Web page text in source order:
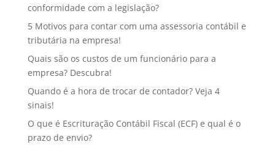
conformidade com a legislação?
5 Motivos para contar com uma assessoria contábil e
tributária na empresa!
Quais são os custos de um funcionário para a
empresa? Descubra!
Quando é a hora de trocar de contador? Veja 4
sinais!
O que é Escrituração Contábil Fiscal (ECF) e qual é o
prazo de envio?